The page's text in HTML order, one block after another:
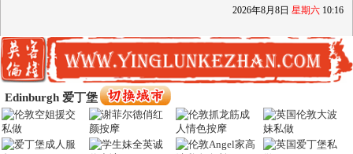
2026年8月 8日 星期六 10:16
Edinburgh 爱丁堡